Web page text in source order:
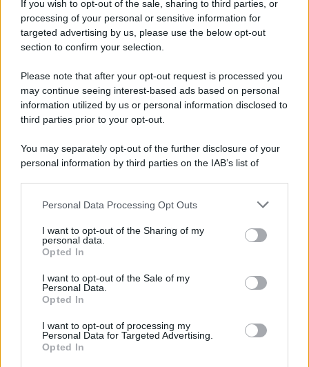
If you wish to opt-out of the sale, sharing to third parties, or
processing of your personal or sensitive information for
targeted advertising by us, please use the below opt-out
section to confirm your selection.
Please note that after your opt-out request is processed you
may continue seeing interest-based ads based on personal
information utilized by us or personal information disclosed to
third parties prior to your opt-out.
You may separately opt-out of the further disclosure of your
personal information by third parties on the IAB’s list of
This information may also be disclosed by us to third parties
disclose it to other third parties.
Please note that this website/app uses one or more Google
services and may gather and store information including but
not limited to your visit or usage behaviour. You may click to
grant or deny consent to Google and its third-party tags to
consent section.
Personal Data Processing Opt Outs
I want to opt-out of the Sharing of my
personal data.
Opted In
I want to opt-out of the Sale of my
Personal Data.
Opted In
I want to opt-out of processing my
Personal Data for Targeted Advertising.
Opted In
Scoop Mag
Lgbtqia News
Motors Magazine 365
Day Travel 365
Home Magazine 365
Cineverse Magazine
SecondHomeMagazine
Investieren24
News Hub UK